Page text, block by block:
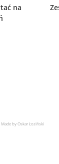
na
by Oskar Łoziński